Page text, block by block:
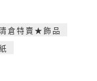
倉特賣★飾品